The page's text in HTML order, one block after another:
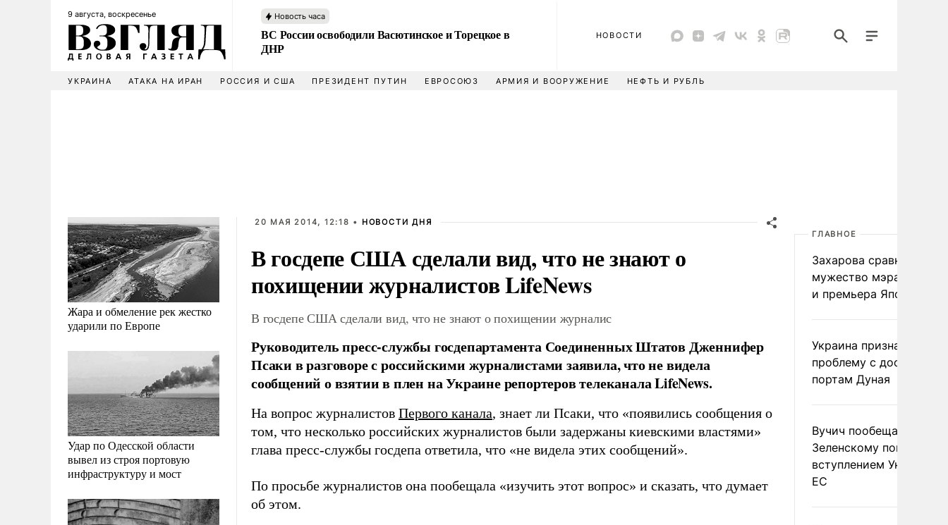
9 августа, воскресенье Новость часа
ВС России освободили Васютинское и Торецкое в
ДНР
НОВОСТИ
УКРАИНА АТАКА НА ИРАН РОССИЯ И США ПРЕЗИДЕНТ ПУТИН ЕВРОСОЮЗ АРМИЯ И ВООРУЖЕНИЕ НЕФТЬ И РУБЛЬ
Жара и обмеление рек жестко
ударили по Европе
Удар по Одесской области
вывел из строя портовую
инфраструктуру и мост
20 МАЯ 2014, 12:18 • НОВОСТИ ДНЯ
В госдепе США сделали вид, что не знают о
похищении журналистов LifeNews
В госдепе США сделали вид, что не знают о похищении журналис
Руководитель пресс-службы госдепартамента Соединенных Штатов Дженнифер
Псаки в разговоре с российскими журналистами заявила, что не видела
сообщений о взятии в плен на Украине репортеров телеканала LifeNews.
На вопрос журналистов Первого канала, знает ли Псаки, что «появились сообщения о
том, что несколько российских журналистов были задержаны киевскими властями»
глава пресс-службы госдепа ответила, что «не видела этих сообщений».
По просьбе журналистов она пообещала «изучить этот вопрос» и сказать, что думает
об этом.
ГЛАВНОЕ
Захарова сравнила
мужество мэра
и премьера Японии
Украина признала
проблему с доступом к
портам Дуная
Вучич пообещал
Зеленскому помочь со
вступлением Украины в
ЕС